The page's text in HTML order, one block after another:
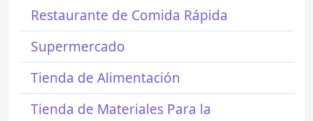
Restaurante de Comida Rápida
Supermercado
Tienda de Alimentación
Tienda de Materiales Para la